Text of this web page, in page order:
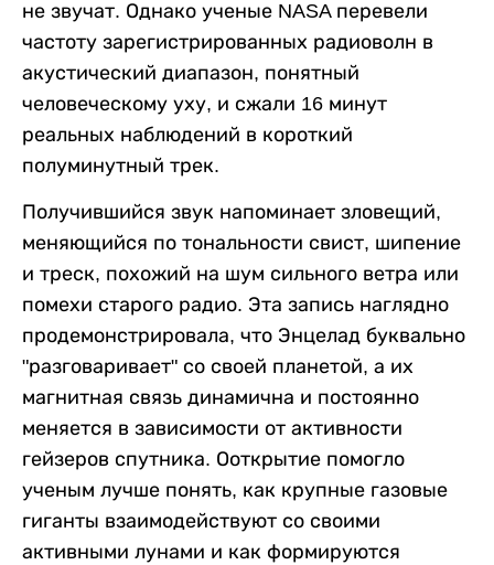
не звучат. Однако ученые NASA перевели
частоту зарегистрированных радиоволн в
акустический диапазон, понятный
человеческому уху, и сжали 16 минут
реальных наблюдений в короткий
полуминутный трек.
Получившийся звук напоминает зловещий,
меняющийся по тональности свист, шипение
и треск, похожий на шум сильного ветра или
помехи старого радио. Эта запись наглядно
продемонстрировала, что Энцелад буквально
"разговаривает" со своей планетой, а их
магнитная связь динамична и постоянно
меняется в зависимости от активности
гейзеров спутника. Ооткрытие помогло
ученым лучше понять, как крупные газовые
гиганты взаимодействуют со своими
активными лунами и как формируются